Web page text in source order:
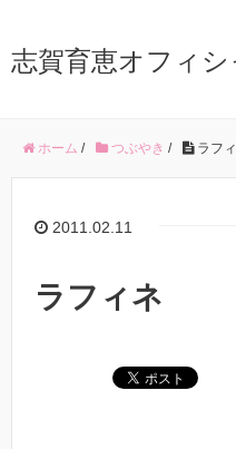
志賀育恵オフィシ
ホーム / つぶやき / ラフ
2011.02.11
ラフィネ